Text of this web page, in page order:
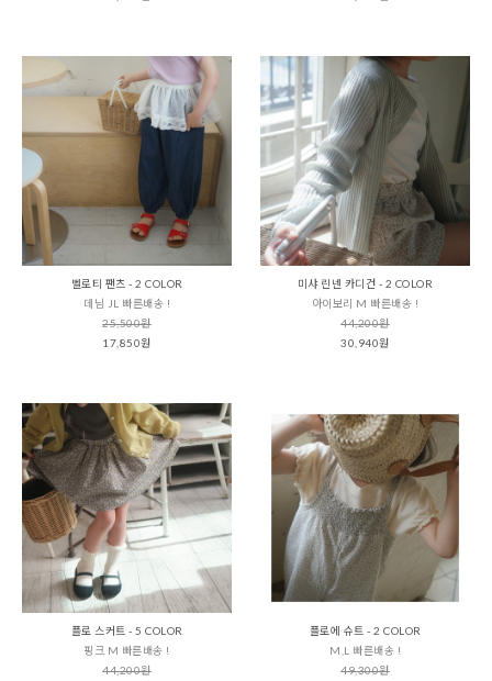
벨로티 팬츠 - 2 COLOR
데님 JL 빠른배송 !
25,500원
17,850원
미샤 린넨 카디건 - 2 COLOR
아이보리 M 빠른배송 !
44,200원
30,940원
플로 스커트 - 5 COLOR
핑크 M 빠른배송 !
44,200원
플로에 슈트 - 2 COLOR
M,L 빠른배송 !
49,300원